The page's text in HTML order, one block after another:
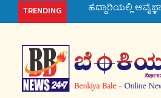
TRENDING ರಾಯಚೂರು